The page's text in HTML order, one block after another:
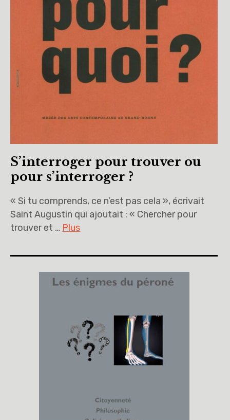
S’interroger pour trouver ou
pour s’interroger ?
« Si tu comprends, ce n’est pas cela », écrivait
Saint Augustin qui ajoutait : « Chercher pour
trouver et … Plus